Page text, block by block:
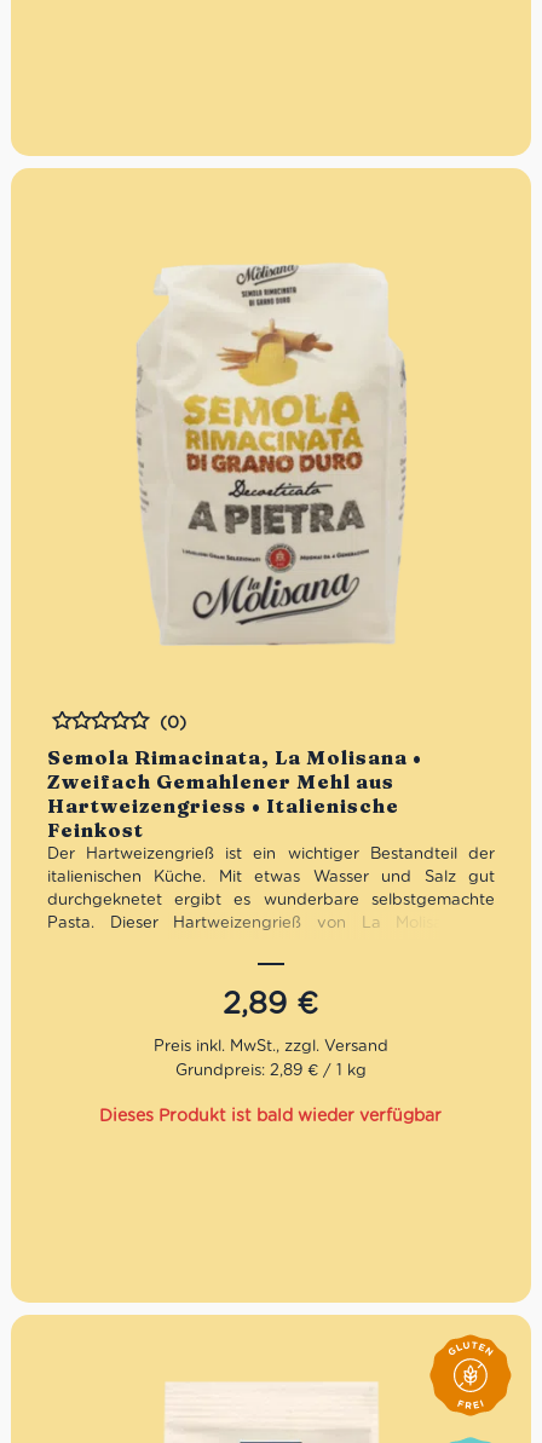
Produkte und die Zufriedenheit der Kunden sind für die
bewusstere und nahrhafter dank der
Steinschälung
Frische Pasta: Tagliatelle, Fettuccine, Ravioli & Co
werden zäher und schmackhafter
Mürbeteig: Durch das Mischen von Grieß und Mehl
erhält man einen noch krümeligeren Teig
Die Stärken von La Molisana : Vier
Müllergenerationen, reine Bergluft, glasklares
Quellwasser im Herzen von Molise
Semola Rimacinata, La Molisana •
Zweifach Gemahlener Mehl aus
Hartweizengriess • Italienische
Feinkost
Bewertet
(0)
Der Hartweizengrieß ist ein wichtiger Bestandteil der
italienischen Küche. Mit etwas Wasser und Salz gut
durchgeknetet ergibt es wunderbare selbstgemachte
Pasta. Dieser Hartweizengrieß von La Molisana ist
La Molisana ist nicht nur eine Teigwarenmarke. Es ist die
Geschichte einer Familie in vierter Generation, deren Ziel
es ist, einzigartige und exquisite Produkte herzustellen.
Die Marke wurde vor über einem Jahrhundert gegründet
und ist heute einerder ältesten Nudelhersteller Italiens.
Heutzutage produziert La Molisana nicht weniger
als 40.000 Packungen Pasta pro Tag. Die Qualität der
2,89 €
Grundpreis: 2,89 € / 1 kg
Dieses Produkt ist bald wieder verfügbar